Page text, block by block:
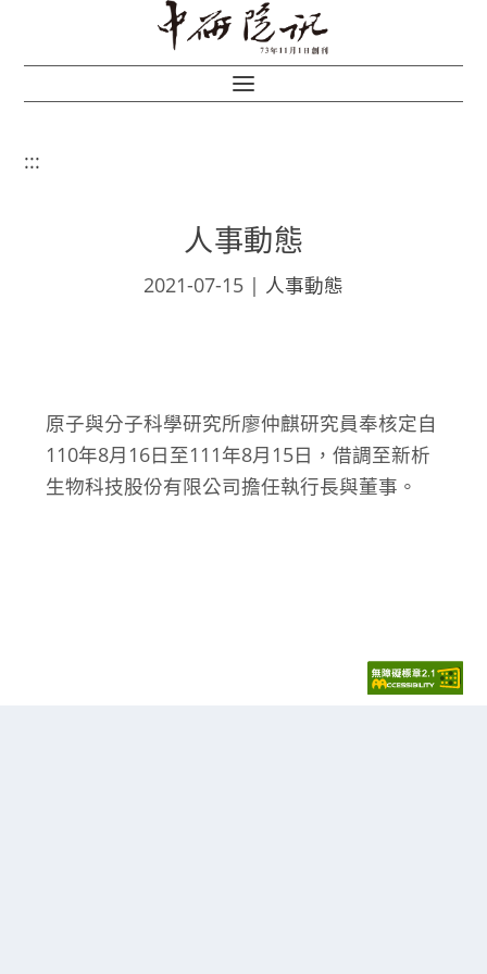
:::
人事動態
2021-07-15 | 人事動態
原子與分子科學研究所廖仲麒研究員奉核定自
110年8月16日至111年8月15日，借調至新析
生物科技股份有限公司擔任執行長與董事。